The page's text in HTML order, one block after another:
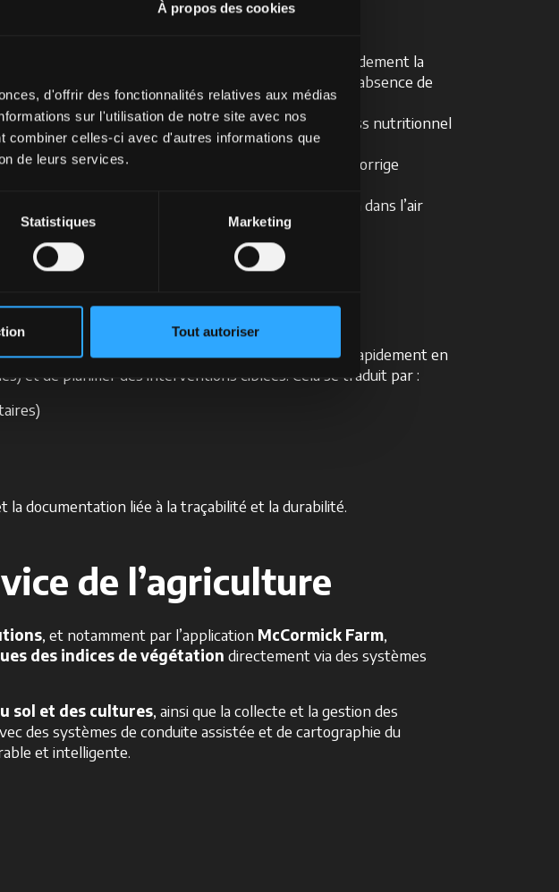
À propos des cookies
d'offrir des fonctionnalités relatives aux médias
sur l'utilisation de notre site avec nos
combiner celles-ci avec d'autres informations que
de leurs services.
Statistiques Marketing
Tout autoriser
et utilisé. Il varie de -1 à 1 et permet d’estimer rapidement la
les valeurs basses indiquent un stress ou une absence de
du rouge, utile pour la détection précoce du stress nutritionnel
peu développées ou aux sols très exposés, car il corrige
il réduit l’effet des particules en suspension dans l’air
le développement des cultures, d’intervenir rapidement en
et de planifier des interventions ciblées. Cela se traduit par :
documentation liée à la traçabilité et la durabilité.
de l’agriculture
, et notamment par l’application McCormick Farm,
des indices de végétation directement via des systèmes
sol et des cultures, ainsi que la collecte et la gestion des
des systèmes de conduite assistée et de cartographie du
et intelligente.